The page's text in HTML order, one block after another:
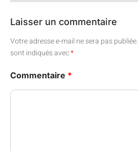
Laisser un commentaire
Votre adresse e-mail ne sera pas publiée.
sont indiqués avec*
Commentaire *